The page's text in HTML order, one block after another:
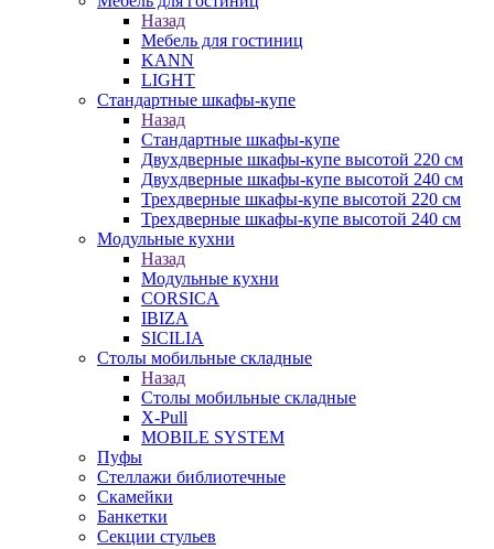
Назад
Мебель для гостиниц
KANN
LIGHT
Стандартные шкафы-купе
Назад
Стандартные шкафы-купе
Двухдверные шкафы-купе высотой 220 см
Двухдверные шкафы-купе высотой 240 см
Трехдверные шкафы-купе высотой 220 см
Трехдверные шкафы-купе высотой 240 см
Модульные кухни
Назад
Модульные кухни
CORSICA
IBIZA
SICILIA
Столы мобильные складные
Назад
Столы мобильные складные
X-Pull
MOBILE SYSTEM
Пуфы
Стеллажи библиотечные
Скамейки
Банкетки
Секции стульев